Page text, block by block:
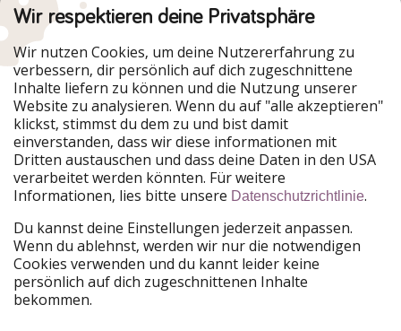
Urlaubspiraten ist Teil der HolidayPirates Group
Unsere Märkte
PiratinViaggio
HolidayPirates
VakantiePiraten
WakacyjniPiraci
VoyagesPirates
Ferienpiraten
Urlaubspiraten
ViajerosPiratas
TravelPirates
HolidayPirates Group
Lerne uns kennen
Über uns
Rechtliches
Wir respektieren deine Privatsphäre
Wir nutzen Cookies, um deine Nutzererfahrung zu
verbessern, dir persönlich auf dich zugeschnittene
Inhalte liefern zu können und die Nutzung unserer
Website zu analysieren. Wenn du auf "alle akzeptieren"
klickst, stimmst du dem zu und bist damit
einverstanden, dass wir diese informationen mit
Dritten austauschen und dass deine Daten in den USA
verarbeitet werden könnten. Für weitere
Informationen, lies bitte unsere Datenschutzrichtlinie.
Du kannst deine Einstellungen jederzeit anpassen.
Wenn du ablehnst, werden wir nur die notwendigen
Cookies verwenden und du kannt leider keine
persönlich auf dich zugeschnittenen Inhalte
bekommen.